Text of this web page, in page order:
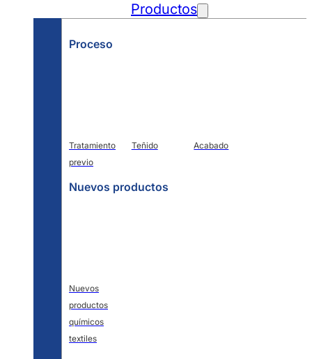
Productos
Proceso
Tratamiento
previo
Teñido Acabado
Nuevos productos
Nuevos
productos
químicos
textiles